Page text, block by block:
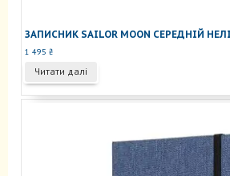
ЗАПИСНИК SAILOR MOON СЕРЕДНІЙ
1 495 ₴
Читати далі